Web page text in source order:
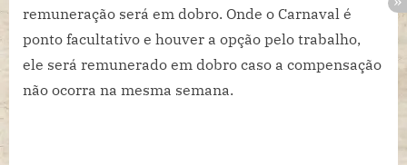
remuneração será em dobro. Onde o Carnaval é
ponto facultativo e houver a opção pelo trabalho,
ele será remunerado em dobro caso a compensação
não ocorra na mesma semana.